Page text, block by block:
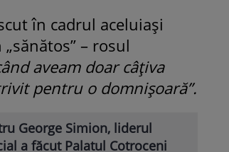
în cadrul aceluiași
– rosul
aveam doar câțiva
pentru o domnișoară”.
George Simion, liderul
a făcut Palatul Cotroceni